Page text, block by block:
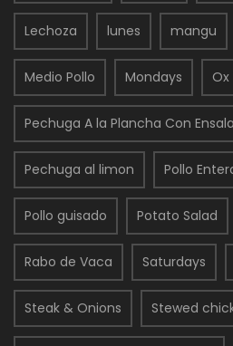
Lechoza lunes mangu
Medio Pollo Mondays Ox
Pechuga A la Plancha Con
Pechuga al limon Pollo
Pollo guisado Potato Salad
Rabo de Vaca Saturdays
Steak & Onions Stewed